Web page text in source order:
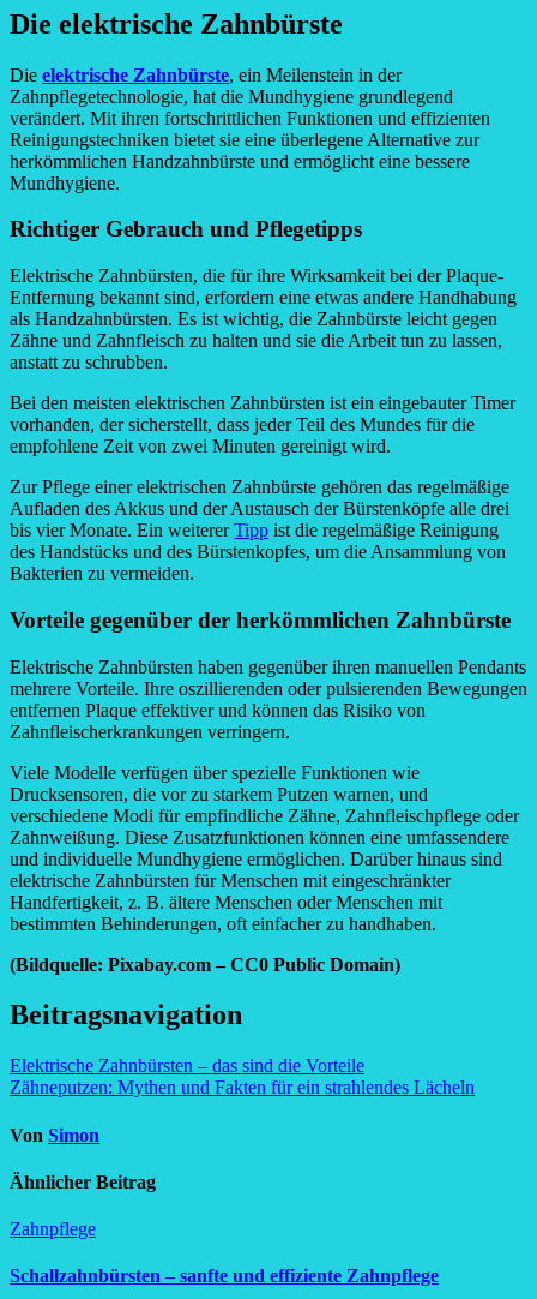
Die elektrische Zahnbürste
Die elektrische Zahnbürste, ein Meilenstein in der
Zahnpflegetechnologie, hat die Mundhygiene grundlegend
verändert. Mit ihren fortschrittlichen Funktionen und effizienten
Reinigungstechniken bietet sie eine überlegene Alternative zur
herkömmlichen Handzahnbürste und ermöglicht eine bessere
Mundhygiene.
Richtiger Gebrauch und Pflegetipps
Elektrische Zahnbürsten, die für ihre Wirksamkeit bei der Plaque-
Entfernung bekannt sind, erfordern eine etwas andere Handhabung
als Handzahnbürsten. Es ist wichtig, die Zahnbürste leicht gegen
Zähne und Zahnfleisch zu halten und sie die Arbeit tun zu lassen,
anstatt zu schrubben.
Bei den meisten elektrischen Zahnbürsten ist ein eingebauter Timer
vorhanden, der sicherstellt, dass jeder Teil des Mundes für die
empfohlene Zeit von zwei Minuten gereinigt wird.
Zur Pflege einer elektrischen Zahnbürste gehören das regelmäßige
Aufladen des Akkus und der Austausch der Bürstenköpfe alle drei
bis vier Monate. Ein weitererTipp ist die regelmäßige Reinigung
des Handstücks und des Bürstenkopfes, um die Ansammlung von
Bakterien zu vermeiden.
Vorteile gegenüber der herkömmlichen Zahnbürste
Elektrische Zahnbürsten haben gegenüber ihren manuellen Pendants
mehrere Vorteile. Ihre oszillierenden oder pulsierenden Bewegungen
entfernen Plaque effektiver und können das Risiko von
Zahnfleischerkrankungen verringern.
Viele Modelle verfügen über spezielle Funktionen wie
Drucksensoren, die vor zu starkem Putzen warnen, und
verschiedene Modi für empfindliche Zähne, Zahnfleischpflege oder
Zahnweißung. Diese Zusatzfunktionen können eine umfassendere
und individuelle Mundhygiene ermöglichen. Darüber hinaus sind
elektrische Zahnbürsten für Menschen mit eingeschränkter
Handfertigkeit, z. B. ältere Menschen oder Menschen mit
bestimmten Behinderungen, oft einfacher zu handhaben.
(Bildquelle: Pixabay.com – CC0 Public Domain)
Beitragsnavigation
Elektrische Zahnbürsten – das sind die Vorteile
Zähneputzen: Mythen und Fakten für ein strahlendes Lächeln
Von Simon
Ähnlicher Beitrag
Zahnpflege
Schallzahnbürsten – sanfte und effiziente Zahnpflege